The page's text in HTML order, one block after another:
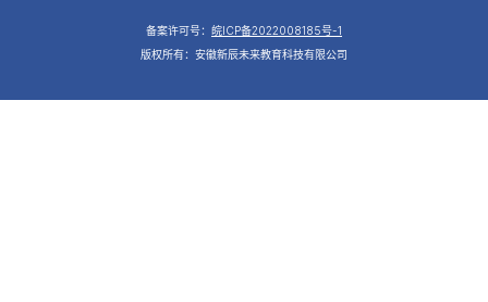
备案许可号： 皖ICP备2022008185号-1
版权所有：安徽新辰未来教育科技有限公司